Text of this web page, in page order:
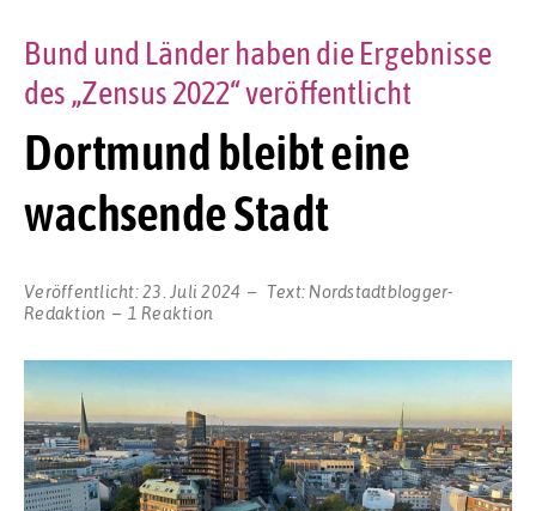
Dortmund bleibt eine
wachsende Stadt
Bund und Länder haben die Ergebnisse
des „Zensus 2022“ veröffentlicht
Veröffentlicht:23. Juli 2024 Text: Nordstadtblogger-
Redaktion
1 Reaktion